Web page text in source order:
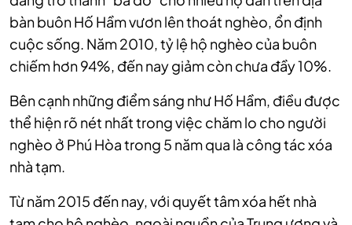
bàn buôn Hố Hầm vươn lên thoát nghèo, ổn định
cuộc sống. Năm 2010, tỷ lệ hộ nghèo của buôn
chiếm hơn 94%, đến nay giảm còn chưa đầy 10%.
Bên cạnh những điểm sáng như Hố Hầm, điều được
thể hiện rõ nét nhất trong việc chăm lo cho người
nghèo ở Phú Hòa trong 5 năm qua là công tác xóa
nhà tạm.
Từ năm 2015 đến nay, với quyết tâm xóa hết nhà